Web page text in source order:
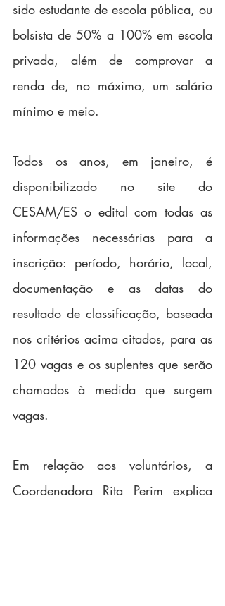
sido estudante de escola pública, ou
bolsista de 50% a 100% em escola
privada, além de comprovar a
renda de, no máximo, um salário
mínimo e meio.
Todos os anos, em janeiro, é
disponibilizado no site do
CESAM/ES o edital com todas as
informações necessárias para a
inscrição: período, horário, local,
documentação e as datas do
resultado de classificação, baseada
nos critérios acima citados, para as
120 vagas e os suplentes que serão
chamados à medida que surgem
vagas.
Em relação aos voluntários, a
Coordenadora Rita Perim explica